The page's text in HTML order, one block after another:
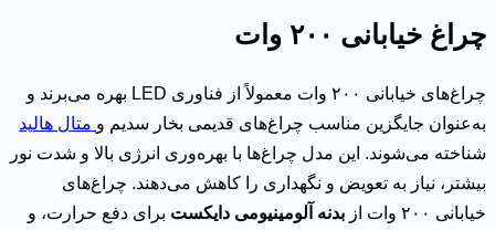
چراغ خیابانی ۲۰۰ وات
چراغ‌های خیابانی ۲۰۰ وات معمولاً از فناوری LED بهره می‌برند و
به‌عنوان جایگزین مناسب چراغ‌های قدیمی بخار سدیم و متال هالید
شناخته می‌شوند. این مدل چراغ‌ها با بهره‌وری انرژی بالا و شدت نور
بیشتر، نیاز به تعویض و نگهداری را کاهش می‌دهند. چراغ‌های
خیابانی ۲۰۰ وات از
بدنه آلومینیومی دایکست برای دفع حرارت، و